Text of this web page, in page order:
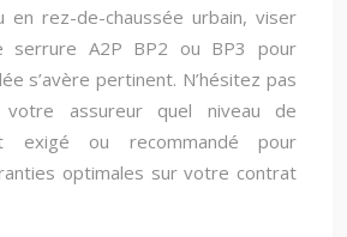
en rez-de-chaussée urbain, viser
serrure A2P BP2 ou BP3 pour
s’avère pertinent. N’hésitez pas
assureur quel niveau de
exigé ou recommandé pour
optimales sur votre contrat